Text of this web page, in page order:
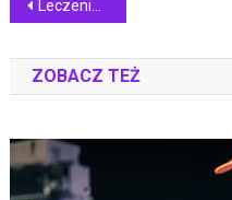
wpisu
Leczenie zębów Zabrze
ZOBACZ TEŻ